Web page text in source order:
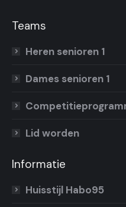
Teams
Heren senioren 1
Dames senioren 1
Lid worden
Informatie
Huisstijl Habo95